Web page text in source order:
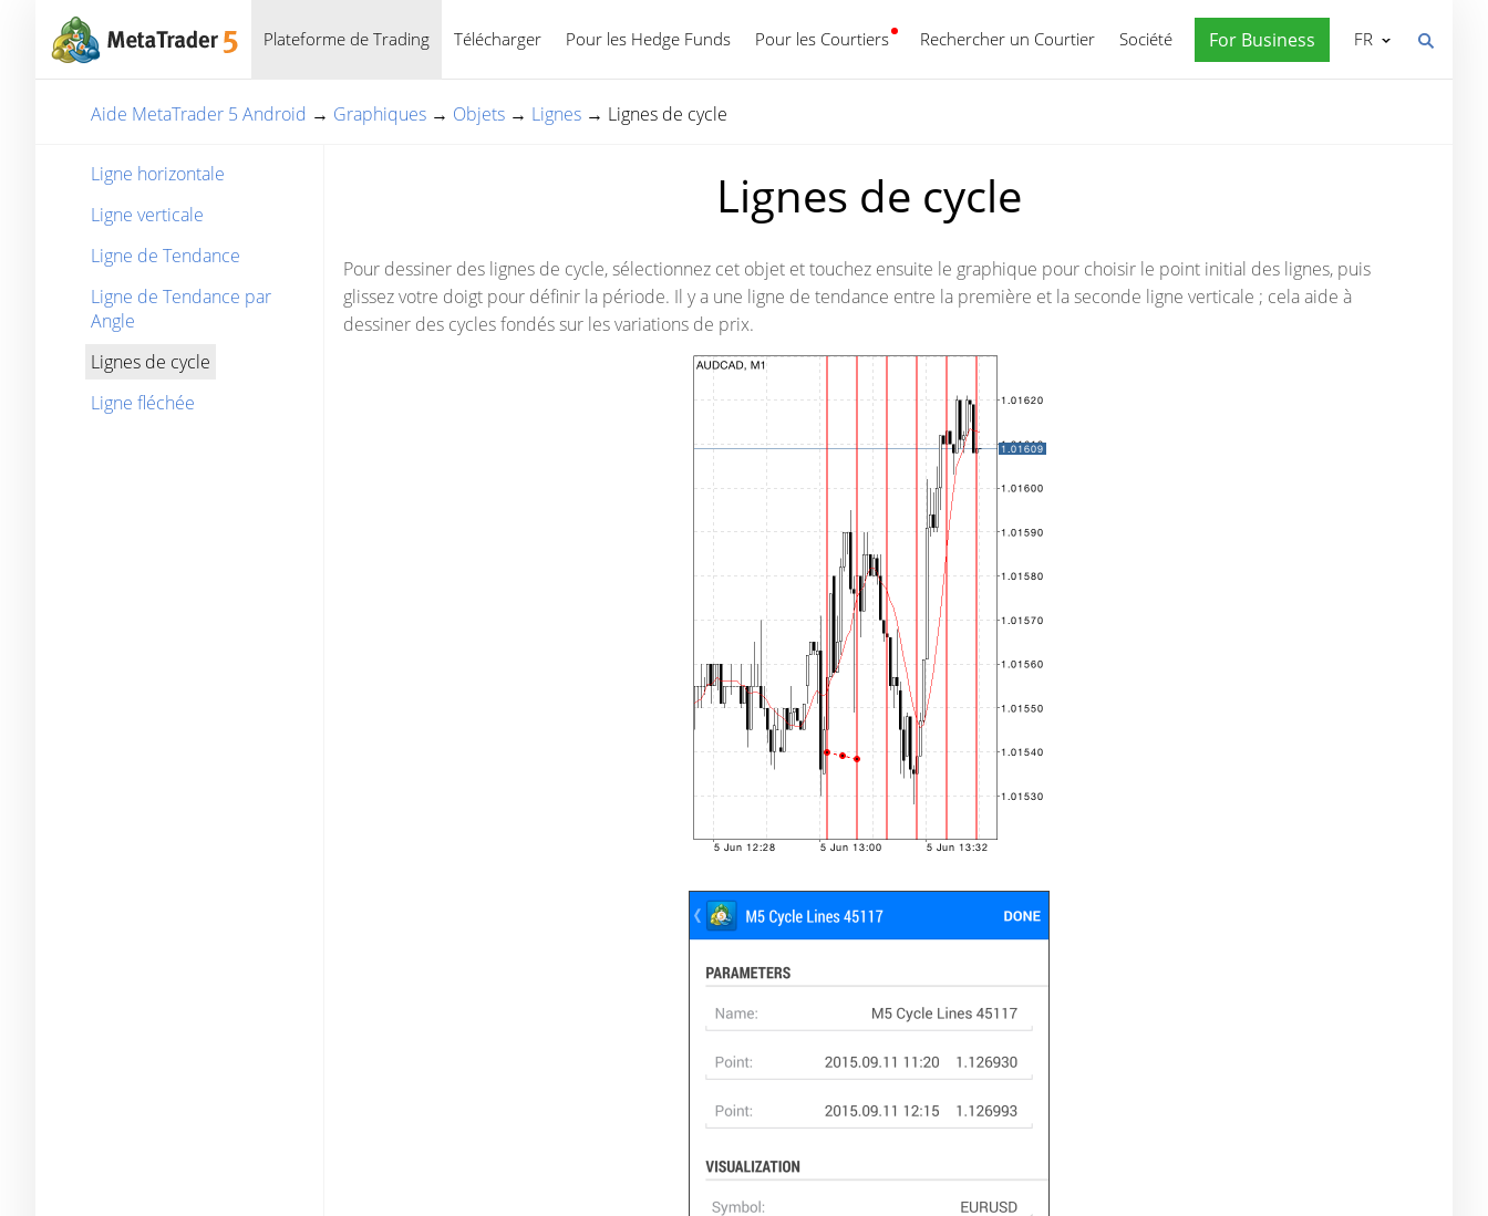
Plateforme de Trading Télécharger Pour les Hedge Funds Pour les Courtiers Rechercher un Courtier Société For Business
Français FR
Aide MetaTrader 5 Android → Graphiques → Objets → Lignes → Lignes de cycle
Ligne horizontale
Ligne verticale
Ligne de Tendance
Ligne de Tendance par
Angle
Lignes de cycle
Ligne fléchée
Lignes de cycle
Pour dessiner des lignes de cycle, sélectionnez cet objet et touchez ensuite le graphique pour choisir le point initial des lignes, puis
glissez votre doigt pour définir la période. Il y a une ligne de tendance entre la première et la seconde ligne verticale ; cela aide à
dessiner des cycles fondés sur les variations de prix.